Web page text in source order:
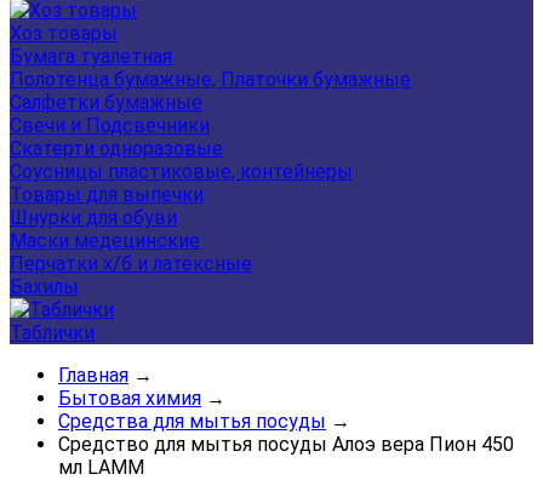
Хоз товары
Бумага туалетная
Полотенца бумажные, Платочки бумажные
Салфетки бумажные
Свечи и Подсвечники
Скатерти одноразовые
Соусницы пластиковые, контейнеры
Товары для выпечки
Шнурки для обуви
Маски медецинские
Перчатки х/б и латексные
Бахилы
Таблички
Главная →
Бытовая химия →
Средства для мытья посуды →
Средство для мытья посуды Алоэ вера Пион 450
мл LAMM